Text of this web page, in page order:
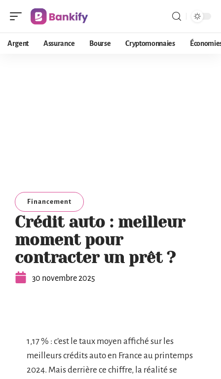
Argent Assurance Bourse Cryptomonnaies
Financement
Crédit auto : meilleur
moment pour
contracter un prêt ?
30 novembre 2025
1,17 % : c’est le taux moyen affiché sur les
meilleurs crédits auto en France au printemps
2024. Mais derrière ce chiffre, la réalité se